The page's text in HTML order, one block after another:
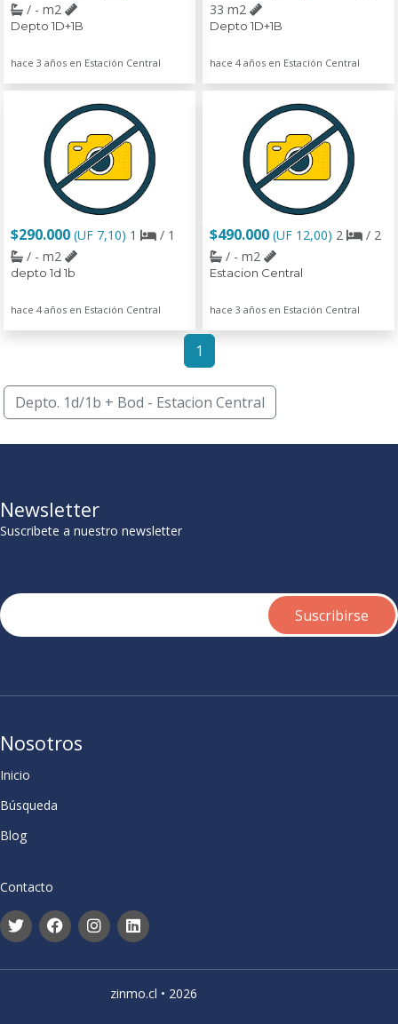
/ - m2
Depto 1D+1B
hace 3 años en Estación Central
33 m2
Depto 1D+1B
hace 4 años en Estación Central
$290.000 (UF 7,10) 1
/ 1
/ - m2
depto 1d 1b
hace 4 años en Estación Central
$490.000 (UF 12,00) 2
/ 2
/ - m2
Estacion Central
hace 3 años en Estación Central
1
Depto. 1d/1b + Bod - Estacion Central
Newsletter
Suscribete a nuestro newsletter
Nosotros
Inicio
Búsqueda
Blog
Contacto
zinmo.cl • 2026